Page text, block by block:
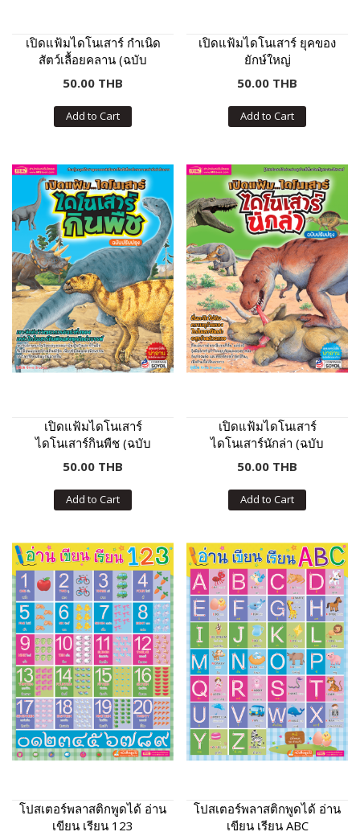
เปิดแฟ้มไดโนเสาร์ กำเนิด
สัตว์เลื้อยคลาน (ฉบับ
ปรับปรุง)
50.00 THB
Add to Cart
เปิดแฟ้มไดโนเสาร์ ยุคของ
ยักษ์ใหญ่
50.00 THB
Add to Cart
เปิดแฟ้มไดโนเสาร์
ไดโนเสาร์กินพืช (ฉบับ
ปรับปรุง)
50.00 THB
Add to Cart
เปิดแฟ้มไดโนเสาร์
ไดโนเสาร์นักล่า (ฉบับ
ปรับปรุง)
50.00 THB
Add to Cart
โปสเตอร์พลาสติกพูดได้ อ่าน
เขียน เรียน 123
โปสเตอร์พลาสติกพูดได้ อ่าน
เขียน เรียน ABC